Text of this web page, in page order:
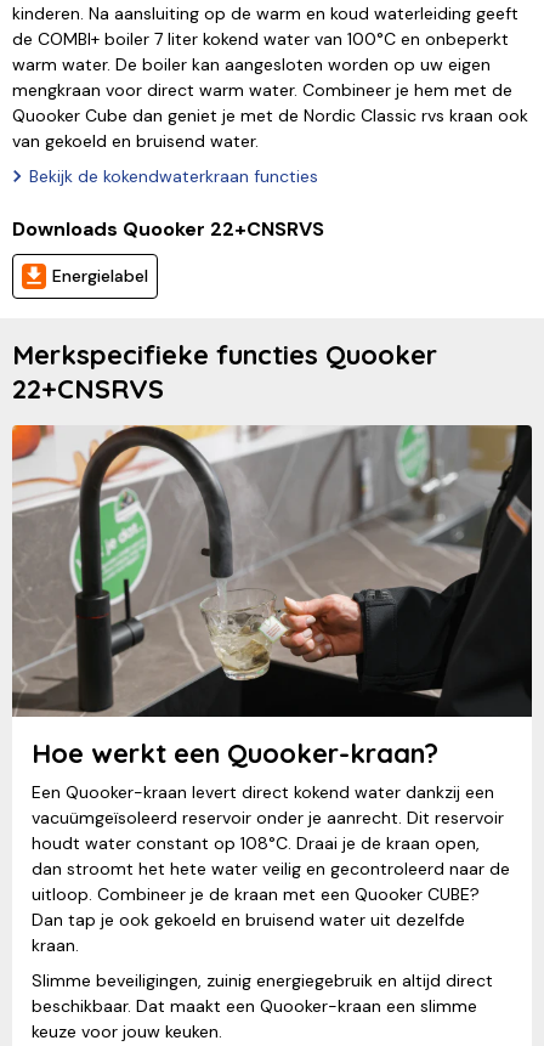
kinderen. Na aansluiting op de warm en koud waterleiding geeft
de COMBI+ boiler 7 liter kokend water van 100°C en onbeperkt
warm water. De boiler kan aangesloten worden op uw eigen
mengkraan voor direct warm water. Combineer je hem met de
Quooker Cube dan geniet je met de Nordic Classic rvs kraan ook
van gekoeld en bruisend water.
Bekijk de kokendwaterkraan functies
Downloads Quooker 22+CNSRVS
Energielabel
Merkspecifieke functies Quooker
22+CNSRVS
Hoe werkt een Quooker-kraan?
Een Quooker-kraan levert direct kokend water dankzij een
vacuümgeïsoleerd reservoir onder je aanrecht. Dit reservoir
houdt water constant op 108°C. Draai je de kraan open,
dan stroomt het hete water veilig en gecontroleerd naar de
uitloop. Combineer je de kraan met een Quooker CUBE?
Dan tap je ook gekoeld en bruisend water uit dezelfde
kraan.
Slimme beveiligingen, zuinig energiegebruik en altijd direct
beschikbaar. Dat maakt een Quooker-kraan een slimme
keuze voor jouw keuken.